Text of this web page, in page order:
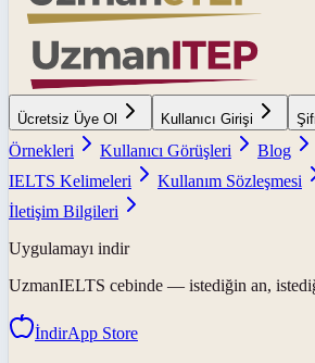
Ücretsiz Üye Ol Kullanıcı Girişi
Örnekleri
Kullanıcı Görüşleri Blog
IELTS Kelimeleri
Kullanım Sözleşmesi
İletişim Bilgileri
Uygulamayı indir
UzmanIELTS cebinde — istediğin an,
İndirApp Store